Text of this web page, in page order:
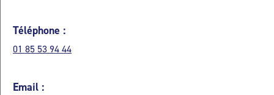
Téléphone :
01 85 53 94 44
Email :